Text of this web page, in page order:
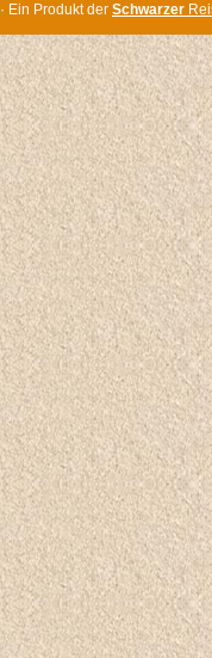
· Ein Produkt der Schwarzer